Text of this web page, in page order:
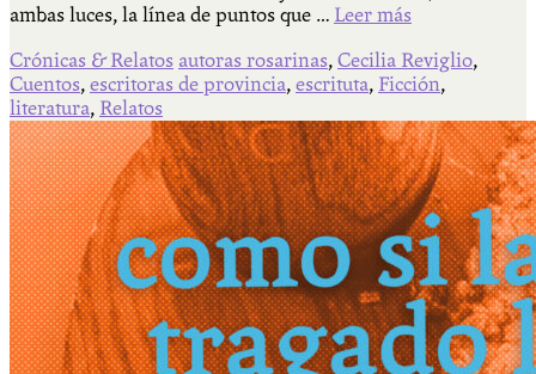
ambas luces, la línea de puntos que … Leer más
Crónicas & Relatos autoras rosarinas, Cecilia Reviglio,
Cuentos, escritoras de provincia, escrituta, Ficción,
literatura, Relatos